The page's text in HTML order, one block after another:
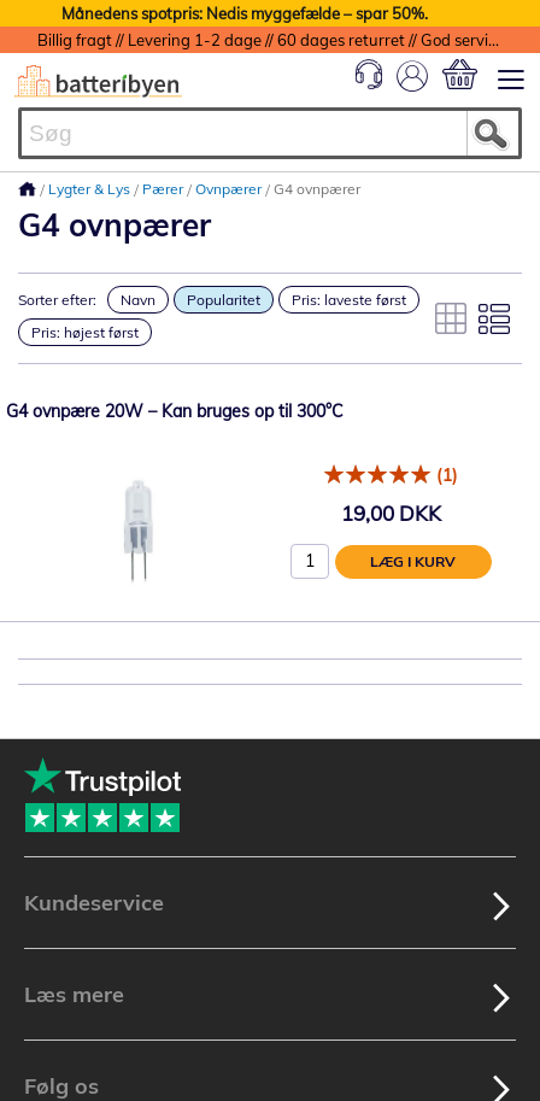
Månedens spotpris: Nedis myggefælde – spar 50%.
Billig fragt // Levering 1-2 dage // 60 dages returret // God service med garanti
Lygter & Lys Pærer Ovnpærer G4 ovnpærer
G4 ovnpærer
Sorter efter: Navn Popularitet
Pris: laveste først
Pris: højest først
G4 ovnpære 20W – Kan bruges op til 300°C
(1)
19,00 DKK
LÆG I KURV
Kundeservice
Læs mere
Følg os